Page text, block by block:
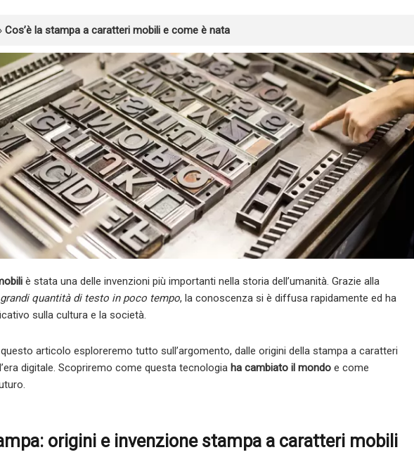
Cos’è la stampa a caratteri mobili e come è nata
è stata una delle invenzioni più importanti nella storia dell’umanità. Grazie alla
quantità di testo in poco tempo, la conoscenza si è diffusa rapidamente ed ha
sulla cultura e la società.
articolo esploreremo tutto sull’argomento, dalle origini della stampa a caratteri
digitale. Scopriremo come questa tecnologia ha cambiato il mondo e come
origini e invenzione stampa a caratteri mobili